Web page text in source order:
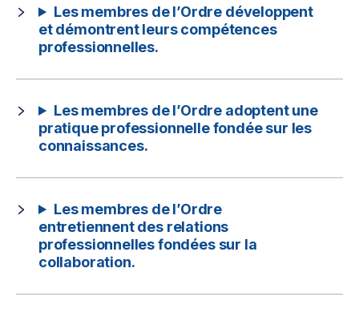
Les membres de l’Ordre développent
et démontrent leurs compétences
professionnelles.
Les membres de l’Ordre adoptent une
pratique professionnelle fondée sur les
connaissances.
Les membres de l’Ordre
entretiennent des relations
professionnelles fondées sur la
collaboration.